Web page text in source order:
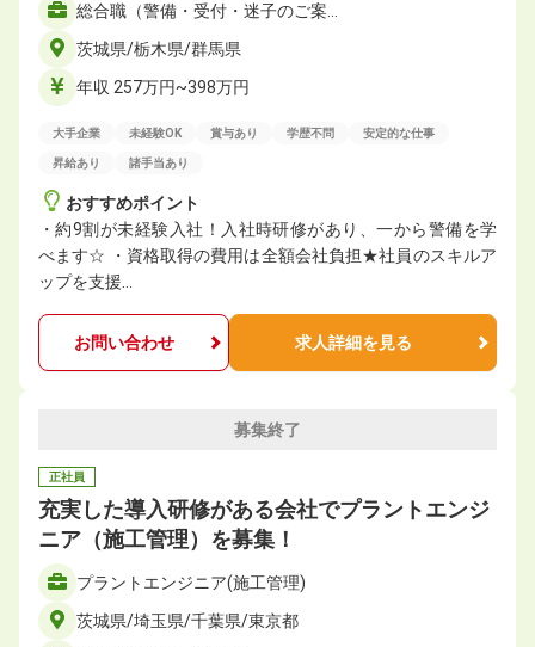
総合職（警備・受付・迷子のご案…
茨城県/栃木県/群馬県
年収 257万円~398万円
大手企業 未経験OK 賞与あり 学歴不問 安定的な仕事
昇給あり 諸手当あり
おすすめポイント
・約9割が未経験入社！入社時研修があり、一から警備を学
べます☆ ・資格取得の費用は全額会社負担★社員のスキルア
ップを支援…
お問い合わせ 求人詳細を見る
募集終了
正社員
充実した導入研修がある会社でプラントエンジ
ニア（施工管理）を募集！
プラントエンジニア(施工管理)
茨城県/埼玉県/千葉県/東京都